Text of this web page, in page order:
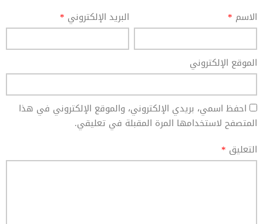
الاسم * البريد الإلكتروني *
الموقع الإلكتروني
احفظ اسمي، بريدي الإلكتروني، والموقع الإلكتروني في هذا
المتصفح لاستخدامها المرة المقبلة في تعليقي.
التعليق *